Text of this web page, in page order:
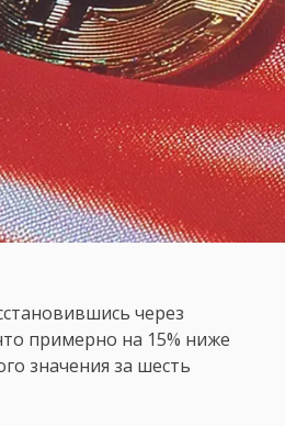
через
примерно на 15% ниже
значения за шесть